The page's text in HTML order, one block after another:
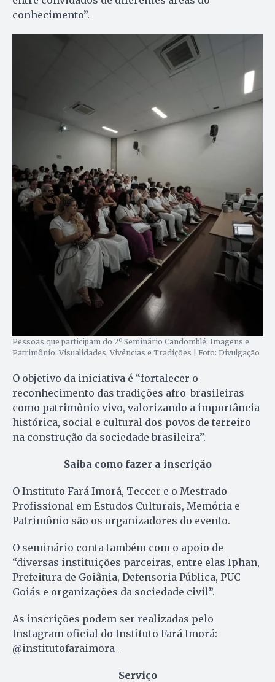
conhecimento”.
Pessoas que participam do 2º Seminário Candomblé, Imagens e
Patrimônio: Visualidades, Vivências e Tradições | Foto: Divulgação
O objetivo da iniciativa é “fortalecer o
reconhecimento das tradições afro-brasileiras
como patrimônio vivo, valorizando a importância
histórica, social e cultural dos povos de terreiro
na construção da sociedade brasileira”.
Saiba como fazer a inscrição
O Instituto Fará Imorá, Teccer e o Mestrado
Profissional em Estudos Culturais, Memória e
Patrimônio são os organizadores do evento.
O seminário conta também com o apoio de
“diversas instituições parceiras, entre elas Iphan,
Prefeitura de Goiânia, Defensoria Pública, PUC
Goiás e organizações da sociedade civil”.
As inscrições podem ser realizadas pelo
Instagram oficial do Instituto Fará Imorá:
@institutofaraimora_
Serviço